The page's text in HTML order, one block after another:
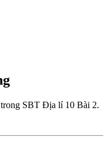
trong SBT Địa lí 10 Bài 2.